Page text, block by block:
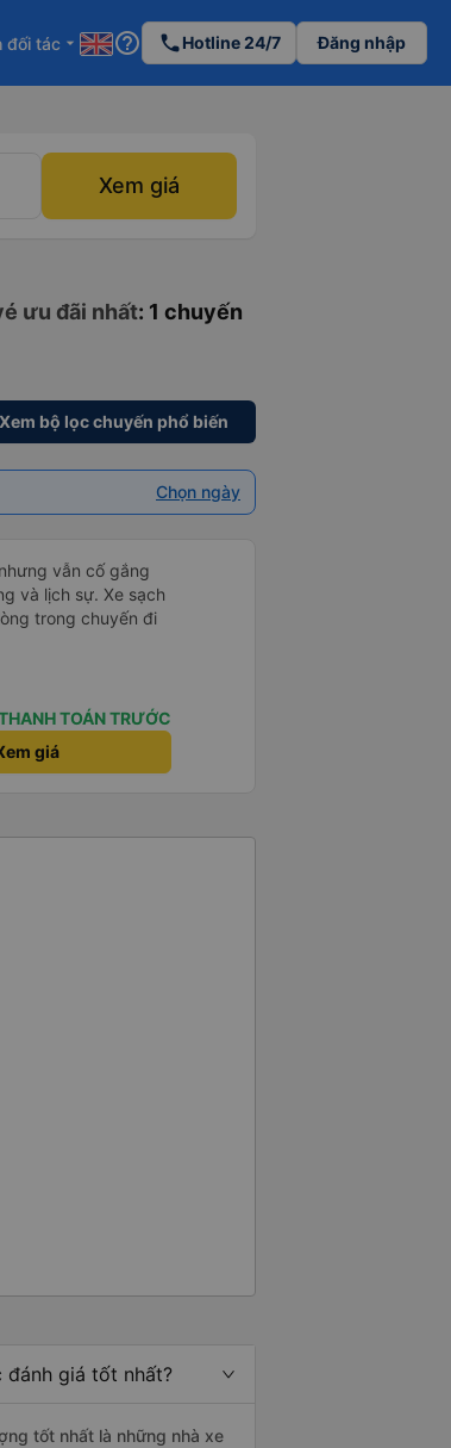
đối tác arrow_drop_down help_outline phoneHotline 24/7 Đăng nhập
Xem giá
ưu đãi nhất: 1 chuyến
Xem bộ lọc chuyến phổ biến
Chọn ngày
vẫn cố gắng
và lịch sự. Xe sạch
trong chuyến đi
TOÁN TRƯỚC
giá
đánh giá tốt nhất?
tốt nhất là những nhà xe